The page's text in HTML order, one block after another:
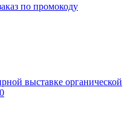
по промокоду
выставке органической